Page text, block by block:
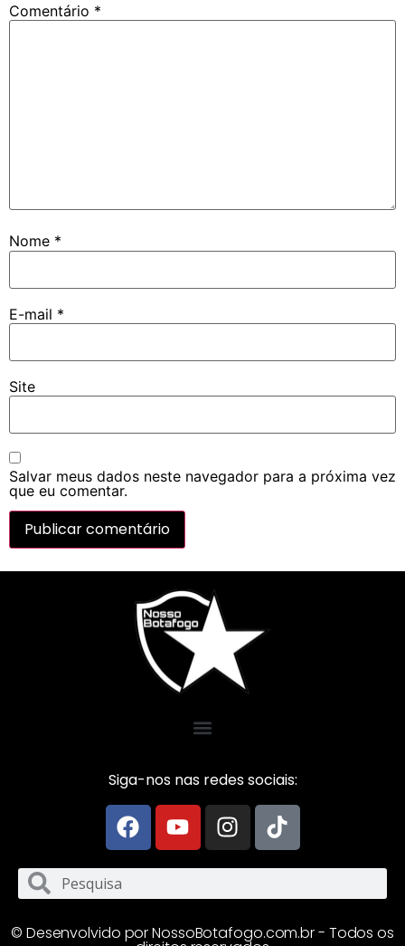
Comentário *
Nome *
E-mail *
Site
Salvar meus dados neste navegador para a próxima vez
que eu comentar.
Siga-nos nas redes sociais:
© Desenvolvido por NossoBotafogo.com.br - Todos os